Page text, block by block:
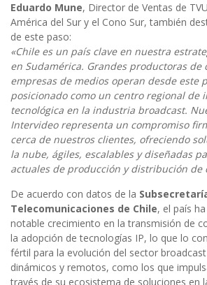
Eduardo Mune, Director de Ventas de
América del Sur y el Cono Sur, también
de este paso:
«Chile es un país clave en nuestra
en Sudamérica. Grandes productoras de
empresas de medios operan desde este
posicionado como un centro regional de
tecnológica en la industria broadcast.
Intervideo representa un compromiso
cerca de nuestros clientes, ofreciendo
la nube, ágiles, escalables y diseñadas
actuales de producción y distribución de
De acuerdo con datos de la
Telecomunicaciones de Chile, el país
notable crecimiento en la transmisión de
la adopción de tecnologías IP, lo que lo
fértil para la evolución del sector
dinámicos y remotos, como los que
través de su ecosistema de soluciones en